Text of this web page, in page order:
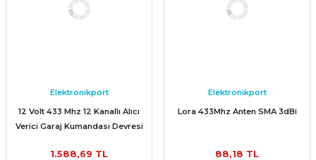
Elektronikport
12 Volt 433 Mhz 12 Kanallı Alıcı
Verici Garaj Kumandası Devresi
1.588,69 TL
Elektronikport
Lora 433Mhz Anten SMA 3dBi
88,18 TL